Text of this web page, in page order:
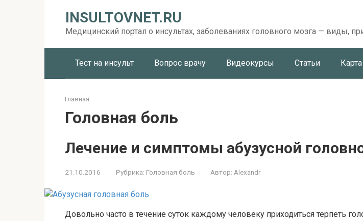
INSULTOVNET.RU
Медицинский портал о инсультах, заболеваниях головного мозга — виды,
Тест на инсульт Вопрос врачу Видеокурсы Статьи
Главная
Головная боль
Лечение и симптомы абузусной
21.10.2016 Рубрика: Головная боль Автор: Alexandr
Довольно часто в течение суток каждому человеку приходиться терпеть